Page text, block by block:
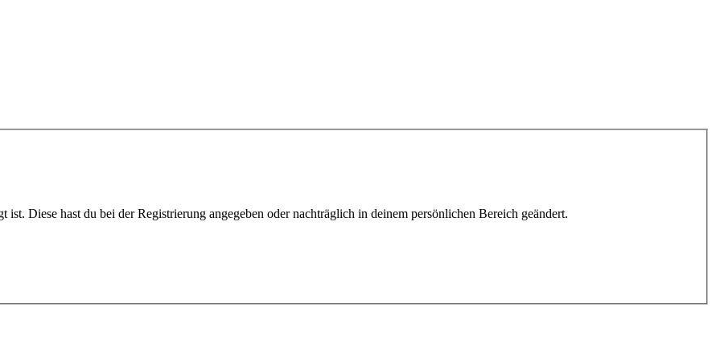
Diese hast du bei der Registrierung angegeben oder nachträglich in deinem persönlichen Bereich geändert.